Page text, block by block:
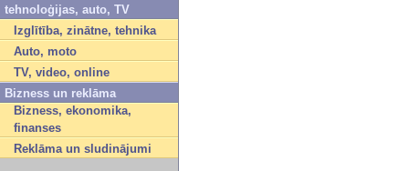
tehnoloģijas, auto, TV
Izglītība, zinātne, tehnika
Auto, moto
TV, video, online
Bizness un reklāma
Bizness, ekonomika,
finanses
Reklāma un sludinājumi